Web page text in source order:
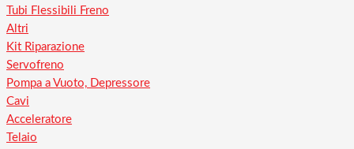
Tubi Flessibili Freno
Altri
Kit Riparazione
Servofreno
Pompa a Vuoto, Depressore
Cavi
Acceleratore
Telaio